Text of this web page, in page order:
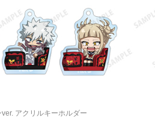
アクリルキーホルダー